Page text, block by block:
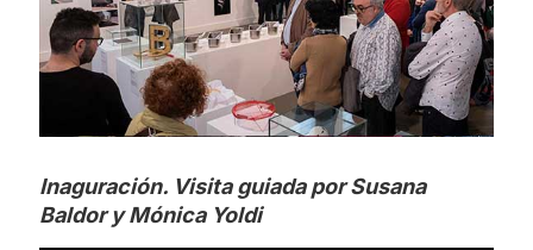
Inaguración. Visita guiada por Susana
Baldor y Mónica Yoldi